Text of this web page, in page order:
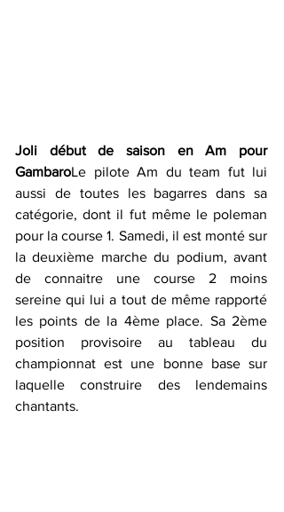
Joli début de saison en Am pour
GambaroLe pilote Am du team fut lui
aussi de toutes les bagarres dans sa
catégorie, dont il fut même le poleman
pour la course 1. Samedi, il est monté sur
la deuxième marche du podium, avant
de connaitre une course 2 moins
sereine qui lui a tout de même rapporté
les points de la 4ème place. Sa 2ème
position provisoire au tableau du
championnat est une bonne base sur
laquelle construire des lendemains
chantants.